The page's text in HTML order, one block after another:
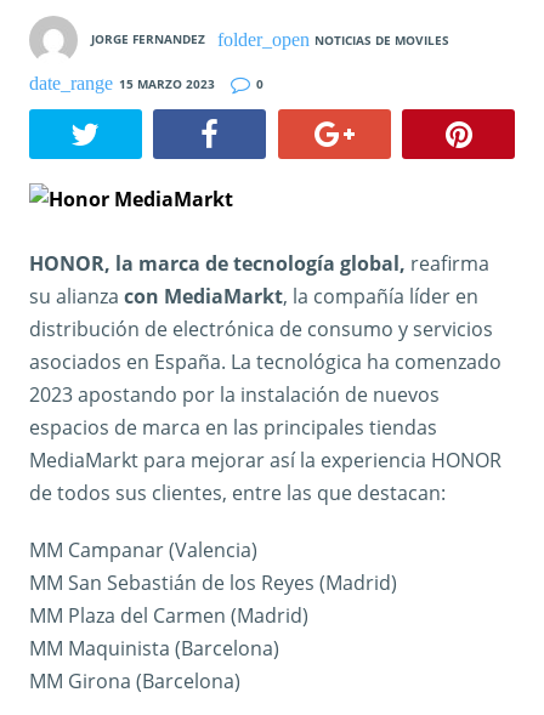
JORGE FERNANDEZ NOTICIAS DE MOVILES
15 MARZO 2023 0
HONOR, la marca de tecnología global, reafirma
su alianza con MediaMarkt, la compañía líder en
distribución de electrónica de consumo y servicios
asociados en España. La tecnológica ha comenzado
2023 apostando por la instalación de nuevos
espacios de marca en las principales tiendas
MediaMarkt para mejorar así la experiencia HONOR
de todos sus clientes, entre las que destacan:
MM Campanar (Valencia)
MM San Sebastián de los Reyes (Madrid)
MM Plaza del Carmen (Madrid)
MM Maquinista (Barcelona)
MM Girona (Barcelona)